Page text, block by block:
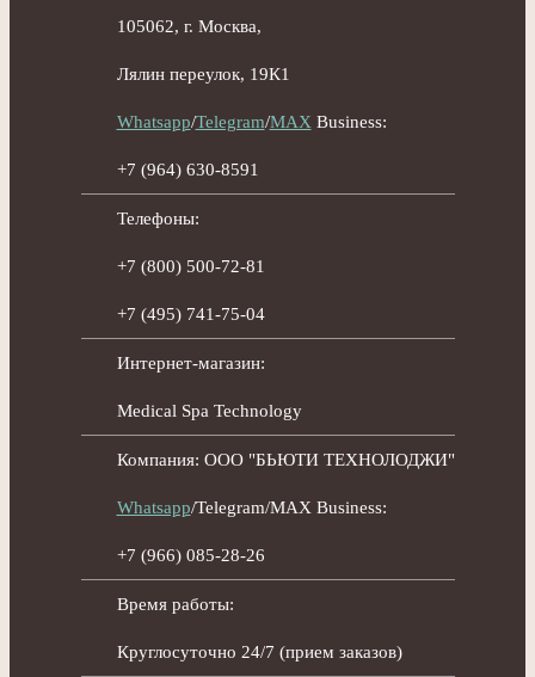
105062, г. Москва,
Лялин переулок, 19К1
Whatsapp/Telegram/MAX Business:
+7 (964) 630-8591
Телефоны:
+7 (800) 500-72-81
+7 (495) 741-75-04
Интернет-магазин:
Medical Spa Technology
Компания: ООО "БЬЮТИ ТЕХНОЛОДЖИ"
Whatsapp/Telegram/MAX Business:
+7 (966) 085-28-26
Время работы:
Круглосуточно 24/7 (прием заказов)